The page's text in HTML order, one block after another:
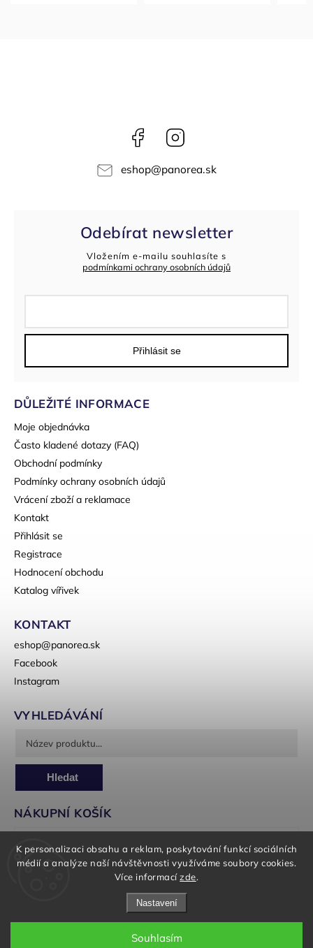
K personalizaci obsahu a reklam, poskytování funkcí sociálních
médií a analýze naší návštěvnosti využíváme soubory cookies.
Více informacízde.
Nastavení
Souhlasím
Facebook
eshop@panorea.sk
Odebírat newsletter
Vložením e-mailu souhlasíte s
podmínkami ochrany osobních údajů
Přihlásit se
DŮLEŽITÉ INFORMACE
Moje objednávka
Často kladené dotazy (FAQ)
Obchodní podmínky
Podmínky ochrany osobních údajů
Vrácení zboží a reklamace
Kontakt
Přihlásit se
Registrace
Hodnocení obchodu
Katalog vířivek
KONTAKT
eshop@panorea.sk
Facebook
Instagram
VYHLEDÁVÁNÍ
Hledat
NÁKUPNÍ KOŠÍK
0ks /0 Kč